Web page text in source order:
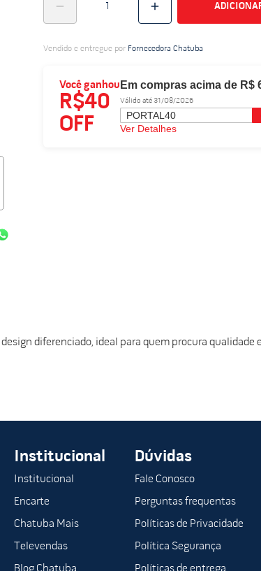
Vendido e entregue por Fornecedora Chatuba
Você ganhou
R$40
OFF
Em compras acima de R$
Válido até 31/08/2026
PORTAL40
Ver Detalhes
diferenciado, ideal para quem procura qualidade
Institucional
Institucional
Encarte
Chatuba Mais
Televendas
Dúvidas
Fale Conosco
Perguntas frequentas
Políticas de Privacidade
Política Segurança